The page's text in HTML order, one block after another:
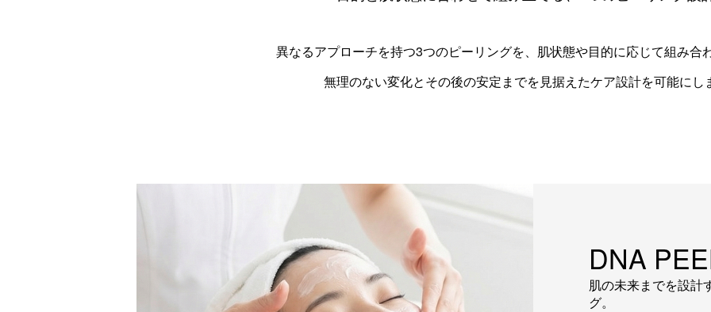
異なるアプローチを持つ3つのピーリングを、肌状態や目的に応じて組み合
無理のない変化とその後の安定までを見据えたケア設計を可能にし
DNA
肌の未来までを設計
グ。